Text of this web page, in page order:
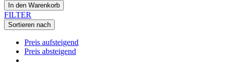
In den Warenkorb
FILTER
Sortieren nach
Preis aufsteigend
Preis absteigend